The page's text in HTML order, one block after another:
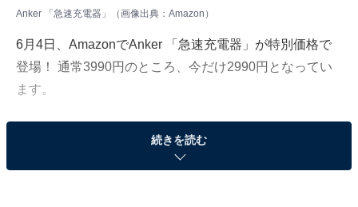
Anker 「急速充電器」（画像出典：Amazon）
6月4日、AmazonでAnker 「急速充電器」が特別価格で
登場！ 通常3990円のところ、今だけ2990円となってい
ます。
そのほかにも注目の商品がラインナップされているの
で、あわせて紹介していきましょう。
続きを読む